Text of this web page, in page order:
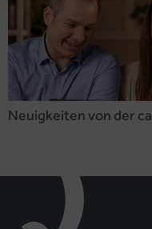
Neuigkeiten von der